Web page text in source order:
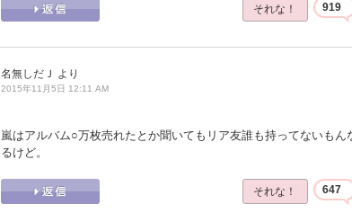
それな！ 919
名無しだＪ より
2015年11月5日 12:11 AM
嵐はアルバム○万枚売れたとか聞いてもリア友誰も持ってないもん
るけど。
それな！ 647